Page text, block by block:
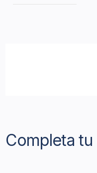
Completa